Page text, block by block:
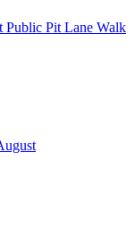
Public Pit Lane Walk